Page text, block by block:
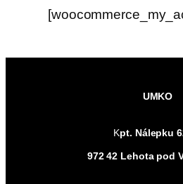
UMKO
Kpt. Nálepku
972 42 Lehota pod